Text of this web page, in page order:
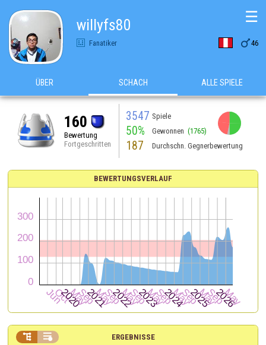
willyfs80
Fanatiker 46
☰
ÜBER SCHACH ALLE SPIELE
160
Bewertung
Fortgeschritten
3547 Spiele
50% Gewonnen (1765)
187 Durchschn. Gegnerbewertung
BEWERTUNGSVERLAUF
ERGEBNISSE
 